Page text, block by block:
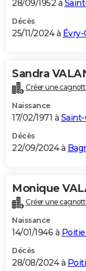
28/09/1952 à
Décès
25/11/2024 à
Sandra
Créer une
Naissance
17/02/1971 à
Décès
22/09/2024 à
Monique
Créer une
Naissance
14/01/1946 à
Décès
28/08/2024 à